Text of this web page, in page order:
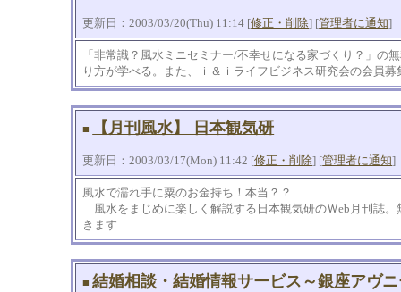
更新日：2003/03/20(Thu) 11:14 [修正・削除] [管理者に通知]
「非常識？風水ミニセミナー/不幸せになる家づくり？」の
り方が学べる。また、ｉ＆ｉライフビジネス研究会の会員募
■ 【月刊風水】 日本観気研
更新日：2003/03/17(Mon) 11:42 [修正・削除] [管理者に通知]
風水で濡れ手に粟のお金持ち！本当？？
風水をまじめに楽しく解説する日本観気研のＷeb月刊誌
きます
■ 結婚相談・結婚情報サービス～銀座アヴ